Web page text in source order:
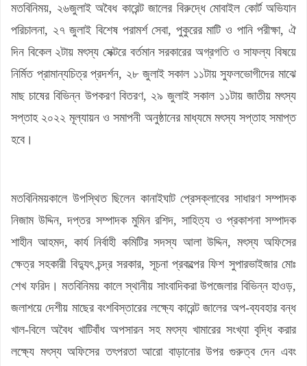
মতবিনিময়, ২৬জুলাই অবৈধ কারেন্ট জালের বিরুদ্ধে মোবাইল কোর্ট অভিযান
পরিচালনা, ২৭ জুলাই বিশেষ পরামর্শ সেবা, পুকুরের মাটি ও পানি পরীক্ষা, ঐ
দিন বিকেল ২টায় মৎস্য সেক্টরে বর্তমান সরকারের অগ্রগতি ও সাফল্য বিষয়ে
নির্মিত প্রামান্যচিত্র প্রদর্শন, ২৮ জুলাই সকাল ১১টায় সুফলভোগীদের মাঝে
মাছ চাষের বিভিন্ন উপকরণ বিতরণ, ২৯ জুলাই সকাল ১১টায় জাতীয় মৎস্য
সপ্তাহ ২০২২ মূল্যায়ন ও সমাপনী অনুষ্ঠানের মাধ্যমে মৎস্য সপ্তাহ সমাপ্ত
হবে।
মতবিনিময়কালে উপস্থিত ছিলেন কানাইঘাট প্রেসক্লাবের সাধারণ সম্পাদক
নিজাম উদ্দিন, দপ্তর সম্পাদক মুমিন রশিদ, সাহিত্য ও প্রকাশনা সম্পাদক
শাহীন আহমদ, কার্য নির্বাহী কমিটির সদস্য আলা উদ্দিন, মৎস্য অফিসের
ক্ষেত্র সহকারী বিদ্যুৎ চন্দ্র সরকার, সূচনা প্রকল্পের ফিশ সুপারভাইজার মোঃ
শেখ ফরিদ। মতবিনিময় কালে স্থানীয় সাংবাদিকরা উপজেলার বিভিন্ন হাওড়,
জলাশয়ে দেশীয় মাছের বংশবিস্তারের লক্ষ্যে কারেন্ট জালের অপ-ব্যবহার বন্ধ
খাল-বিলে অবৈধ খাটিবাঁধ অপসারন সহ মৎস্য খামারের সংখ্যা বৃদ্ধি করার
লক্ষ্যে মৎস্য অফিসের তৎপরতা আরো বাড়ানোর উপর গুরুত্ব দেন এবং